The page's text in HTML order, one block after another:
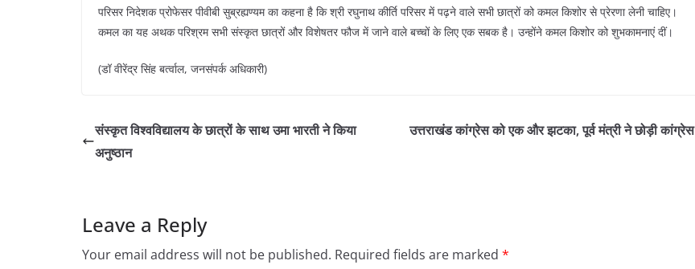
परिसर निदेशक प्रोफेसर पीवीबी सुब्रह्यण्यम का कहना है कि श्री रघुनाथ कीर्ति परिसर में पढ़ने वाले सभी छात्रों को कमल किशोर से प्रेरणा लेनी चाहिए।
कमल का यह अथक परिश्रम सभी संस्कृत छात्रों और विशेषतर फौज में जाने वाले बच्चों के लिए एक सबक है। उन्होंने कमल किशोर को शुभकामनाएं दीं।
(डॉ वीरेंद्र सिंह बर्त्वाल, जनसंपर्क अधिकारी)
संस्कृत विश्वविद्यालय के छात्रों के साथ उमा भारती ने किया
अनुष्ठान
उत्तराखंड कांग्रेस को एक और झटका, पूर्व मंत्री ने छोड़ी कांग्रेस
Leave a Reply
Your email address will not be published. Required fields are marked *